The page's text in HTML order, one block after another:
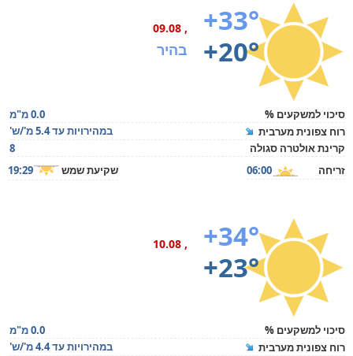
+33°
+20°
, 09.08
בהיר
סיכוי למשקעים %
0.0 מ"מ
רוח צפונית מערבית
במהירויות עד 5.4 מ'/ש'
קרינת אולטרה סגולה
8
זריחה
06:00 שקיעת שמש 19:29
+34°
+23°
, 10.08
סיכוי למשקעים %
0.0 מ"מ
רוח צפונית מערבית
במהירויות עד 4.4 מ'/ש'